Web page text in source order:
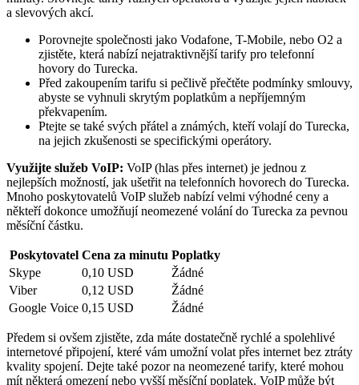
a slevových akcí.
Porovnejte společnosti jako Vodafone, T-Mobile, nebo O2 a
zjistěte, která nabízí nejatraktivnější tarify pro telefonní
hovory do Turecka.
Před zakoupením tarifu si pečlivě přečtěte podmínky smlouvy,
abyste se vyhnuli skrytým poplatkům a nepříjemným
překvapením.
Ptejte se také svých přátel a známých, kteří volají do Turecka,
na jejich zkušenosti se specifickými operátory.
Využijte služeb VoIP: VoIP (hlas přes internet) je jednou z
nejlepších možností, jak ušetřit na telefonních hovorech do Turecka.
Mnoho poskytovatelů VoIP služeb nabízí velmi výhodné ceny a
někteří dokonce umožňují neomezené volání do Turecka za pevnou
měsíční částku.
Poskytovatel Cena za minutu Poplatky
Skype
0,10 USD
Žádné
Viber
0,12 USD
Žádné
Google Voice 0,15 USD Žádné
Předem si ovšem zjistěte, zda máte dostatečně rychlé a spolehlivé
internetové připojení, které vám umožní volat přes internet bez ztráty
kvality spojení. Dejte také pozor na neomezené tarify, které mohou
mít některá omezení nebo vyšší měsíční poplatek. VoIP může být